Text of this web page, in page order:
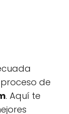
de
. Aquí te